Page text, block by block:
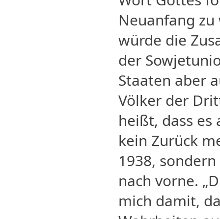
Neuanfang
würde die
der
Staaten aber
Völker der
heißt, dass
kein Zurück
1938,
nach vorne.
mich damit,